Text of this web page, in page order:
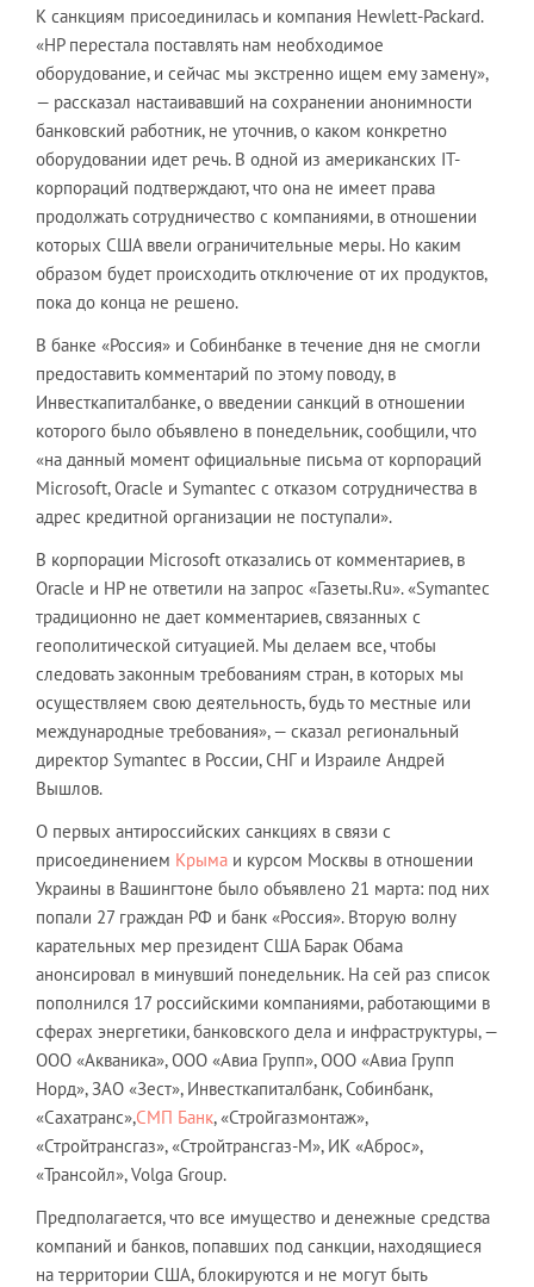
К санкциям присоединилась и компания Hewlett-Packard.
«HP перестала поставлять нам необходимое
оборудование, и сейчас мы экстренно ищем ему замену»,
— рассказал настаивавший на сохранении анонимности
банковский работник, не уточнив, о каком конкретно
оборудовании идет речь. В одной из американских IT-
корпораций подтверждают, что она не имеет права
продолжать сотрудничество с компаниями, в отношении
которых США ввели ограничительные меры. Но каким
образом будет происходить отключение от их продуктов,
пока до конца не решено.
В банке «Россия» и Собинбанке в течение дня не смогли
предоставить комментарий по этому поводу, в
Инвесткапиталбанке, о введении санкций в отношении
которого было объявлено в понедельник, сообщили, что
«на данный момент официальные письма от корпораций
Microsoft, Oracle и Symanteс c отказом сотрудничества в
адрес кредитной организации не поступали».
В корпорации Microsoft отказались от комментариев, в
Oracle и HP не ответили на запрос «Газеты.Ru». «Symantec
традиционно не дает комментариев, связанных с
геополитической ситуацией. Мы делаем все, чтобы
следовать законным требованиям стран, в которых мы
осуществляем свою деятельность, будь то местные или
международные требования», — сказал региональный
директор Symantec в России, СНГ и Израиле Андрей
Вышлов.
О первых антироссийских санкциях в связи с
присоединением Крыма и курсом Москвы в отношении
Украины в Вашингтоне было объявлено 21 марта: под них
попали 27 граждан РФ и банк «Россия». Вторую волну
карательных мер президент США Барак Обама
анонсировал в минувший понедельник. На сей раз список
пополнился 17 российскими компаниями, работающими в
сферах энергетики, банковского дела и инфраструктуры, —
ООО «Акваника», ООО «Авиа Групп», ООО «Авиа Групп
Норд», ЗАО «Зест», Инвесткапиталбанк, Собинбанк,
«Сахатранс»,СМП Банк, «Стройгазмонтаж»,
«Стройтрансгаз», «Стройтрансгаз-М», ИК «Аброс»,
«Трансойл», Volga Group.
Предполагается, что все имущество и денежные средства
компаний и банков, попавших под санкции, находящиеся
на территории США, блокируются и не могут быть